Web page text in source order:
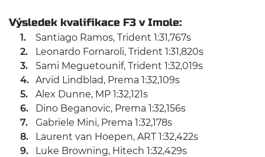
Výsledek kvalifikace F3 v Imole:
Santiago Ramos, Trident 1:31,767s
Leonardo Fornaroli, Trident 1:31,820s
Sami Meguetounif, Trident 1:32,019s
Arvid Lindblad, Prema 1:32,109s
Alex Dunne, MP 1:32,121s
Dino Beganovic, Prema 1:32,156s
Gabriele Mini, Prema 1:32,178s
Laurent van Hoepen, ART 1:32,422s
Luke Browning, Hitech 1:32,429s